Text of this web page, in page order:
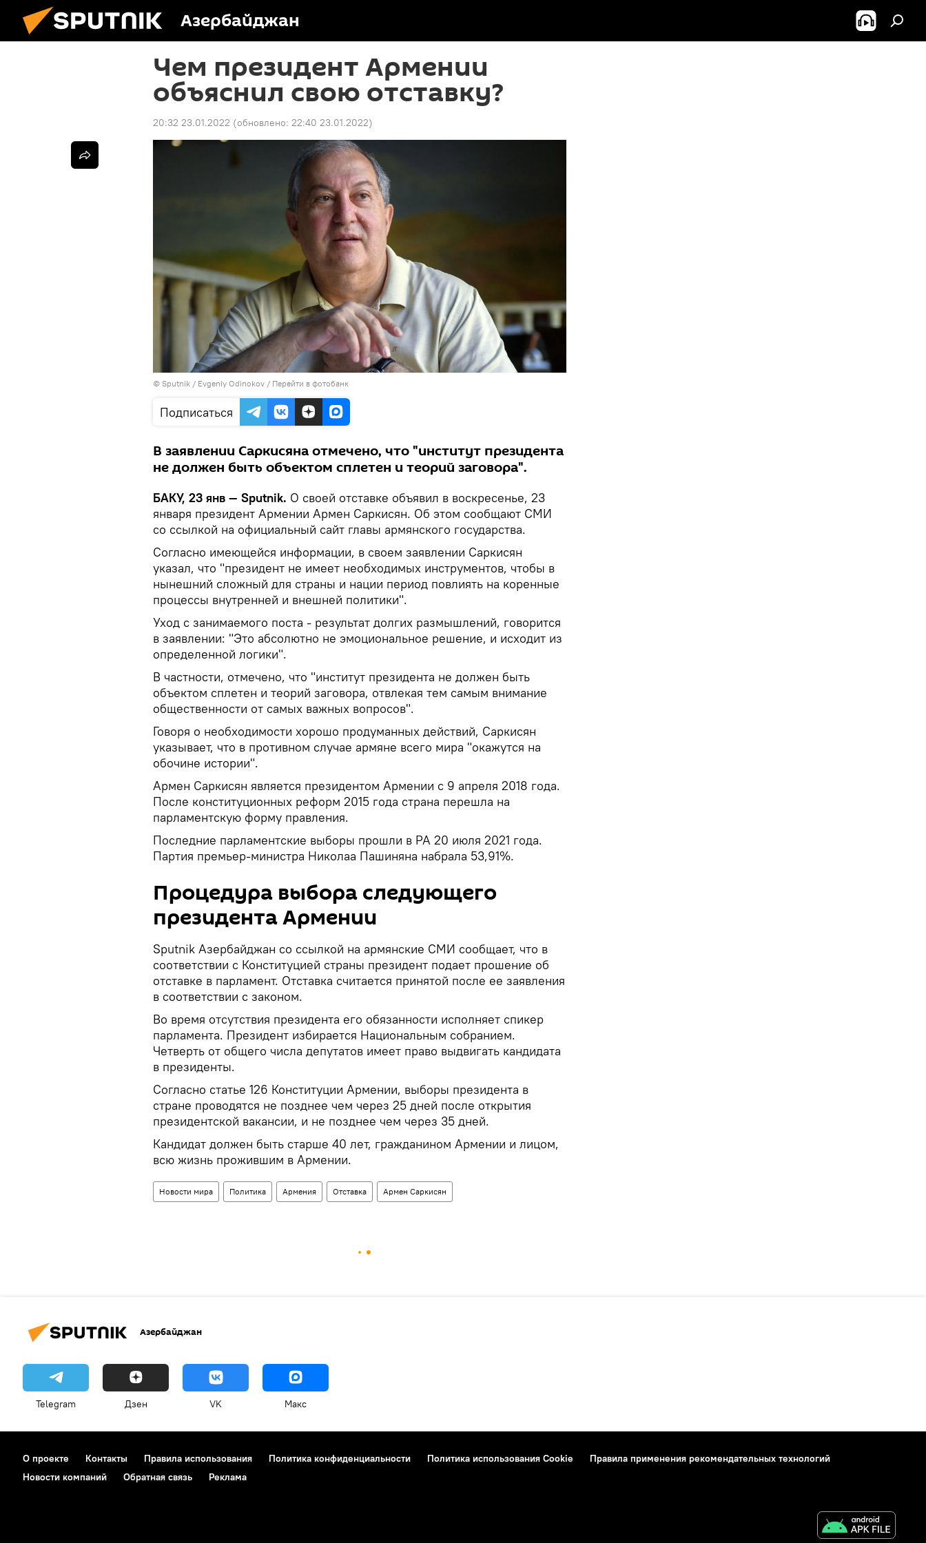
Азербайджан
Чем президент Армении
объяснил свою отставку?
20:32 23.01.2022 (обновлено: 22:40 23.01.2022)
© Sputnik / Evgeniy Odinokov / Перейти в фотобанк
Подписаться
В заявлении Саркисяна отмечено, что "институт президента
не должен быть объектом сплетен и теорий заговора".
БАКУ, 23 янв — Sputnik. О своей отставке объявил в воскресенье, 23
января президент Армении Армен Саркисян. Об этом сообщают СМИ
со ссылкой на официальный сайт главы армянского государства.
Согласно имеющейся информации, в своем заявлении Саркисян
указал, что "президент не имеет необходимых инструментов, чтобы в
нынешний сложный для страны и нации период повлиять на коренные
процессы внутренней и внешней политики".
Уход с занимаемого поста - результат долгих размышлений, говорится
в заявлении: "Это абсолютно не эмоциональное решение, и исходит из
определенной логики".
В частности, отмечено, что "институт президента не должен быть
объектом сплетен и теорий заговора, отвлекая тем самым внимание
общественности от самых важных вопросов".
Говоря о необходимости хорошо продуманных действий, Саркисян
указывает, что в противном случае армяне всего мира "окажутся на
обочине истории".
Армен Саркисян является президентом Армении с 9 апреля 2018 года.
После конституционных реформ 2015 года страна перешла на
парламентскую форму правления.
Последние парламентские выборы прошли в РА 20 июля 2021 года.
Партия премьер-министра Николаа Пашиняна набрала 53,91%.
Процедура выбора следующего
президента Армении
Sputnik Азербайджан со ссылкой на армянские СМИ сообщает, что в
соответствии с Конституцией страны президент подает прошение об
отставке в парламент. Отставка считается принятой после ее заявления
в соответствии с законом.
Во время отсутствия президента его обязанности исполняет спикер
парламента. Президент избирается Национальным собранием.
Четверть от общего числа депутатов имеет право выдвигать кандидата
в президенты.
Согласно статье 126 Конституции Армении, выборы президента в
стране проводятся не позднее чем через 25 дней после открытия
президентской вакансии, и не позднее чем через 35 дней.
Кандидат должен быть старше 40 лет, гражданином Армении и лицом,
всю жизнь прожившим в Армении.
Новости мира Политика Армения Отставка Армен Саркисян
Азербайджан
Telegram Дзен VK Макс
О проекте Контакты Правила использования Политика конфиденциальности Политика использования Cookie
Правила применения рекомендательных технологий
Новости компаний
Обратная связь Реклама